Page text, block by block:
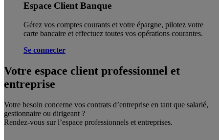
Espace Client Banque
Gérez vos comptes courants et votre épargne, pilotez votre
carte bancaire et effectuez toutes vos opérations courantes.
Se connecter
Votre espace client professionnel et
entreprise
Votre besoin concerne vos contrats d’entreprise en tant que salarié,
gestionnaire ou dirigeant ?
Rendez-vous sur l’espace professionnels et entreprises.